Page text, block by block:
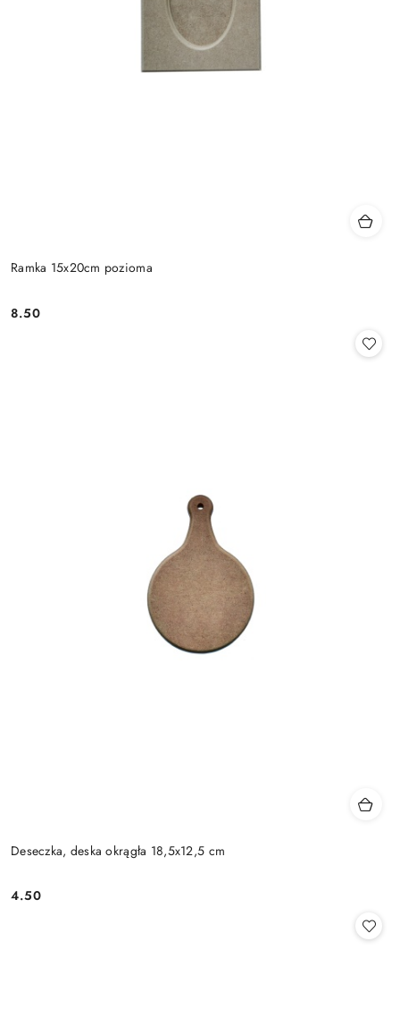
Ramka 15x20cm pozioma
Cena:
8.50
Deseczka, deska okrągła 18,5x12,5 cm
Cena:
4.50